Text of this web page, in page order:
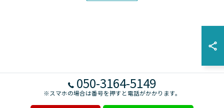
050-3164-5149
※スマホの場合は番号を押すと電話がかかります。